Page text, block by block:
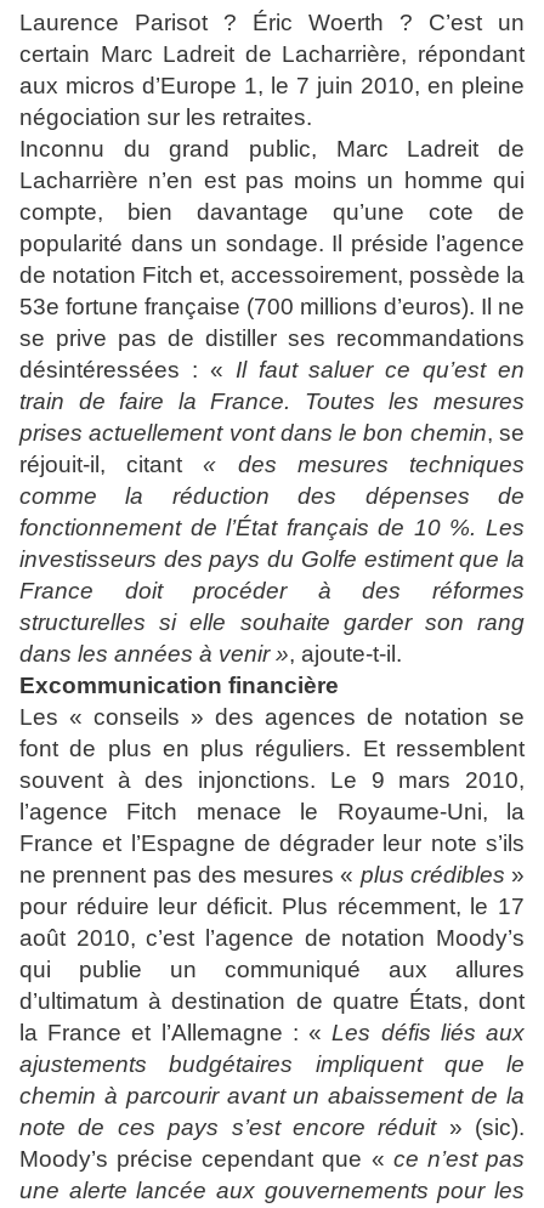
Laurence Parisot ? Éric Woerth ? C’est un
certain Marc Ladreit de Lacharrière, répondant
aux micros d’Europe 1, le 7 juin 2010, en pleine
négociation sur les retraites.
Inconnu du grand public, Marc Ladreit de
Lacharrière n’en est pas moins un homme qui
compte, bien davantage qu’une cote de
popularité dans un sondage. Il préside l’agence
de notation Fitch et, accessoirement, possède la
53e fortune française (700 millions d’euros). Il ne
se prive pas de distiller ses recommandations
désintéressées : « Il faut saluer ce qu’est en
train de faire la France. Toutes les mesures
prises actuellement vont dans le bon chemin, se
réjouit-il, citant« des mesures techniques
comme la réduction des dépenses de
fonctionnement de l’État français de 10 %. Les
investisseurs des pays du Golfe estiment que la
France doit procéder à des réformes
structurelles si elle souhaite garder son rang
dans les années à venir », ajoute-t-il.
Excommunication financière
Les « conseils » des agences de notation se
font de plus en plus réguliers. Et ressemblent
souvent à des injonctions. Le 9 mars 2010,
l’agence Fitch menace le Royaume-Uni, la
France et l’Espagne de dégrader leur note s’ils
ne prennent pas des mesures « plus crédibles »
pour réduire leur déficit. Plus récemment, le 17
août 2010, c’est l’agence de notation Moody’s
qui publie un communiqué aux allures
d’ultimatum à destination de quatre États, dont
la France et l’Allemagne : «Les défis liés aux
ajustements budgétaires impliquent que le
chemin à parcourir avant un abaissement de la
note de ces pays s’est encore réduit» (sic).
Moody’s précise cependant que « ce n’est pas
une alerte lancée aux gouvernements pour les